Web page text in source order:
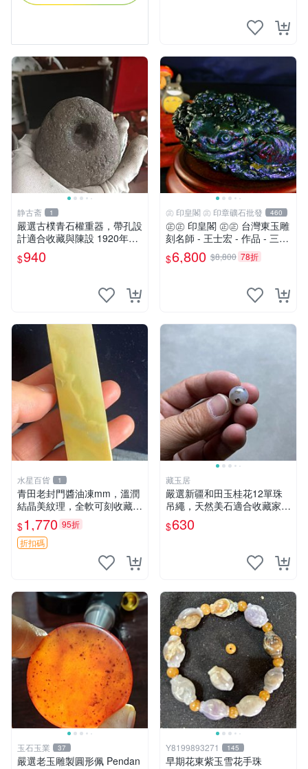
静古斋 1
嚴選古樸青石權重器，帶孔設
計適合收藏與陳設 1920年代
古董 材質石器
$940
㊣ 印皇閣 ㊣ 印章礦石批發 460
㊣㊣ 印皇閣 ㊣㊣ 台灣東玉雕
刻名師 - 王士宏 - 作品 - 三足
金蟾蜍 - 萬貫錢財 (師-01)
$6,800 $8,800 78折
水星百貨 1
青田老封門醬油凍mm，溫潤
結晶美紋理，全軟可刻收藏佳
品 篆刻 限量版
$1,770 95折
折扣碼
藏玉居
嚴選新疆和田玉桂花12單珠
吊繩，天然美石適合收藏家。
48元超值特惠！ 桂花 石頭 和
田玉
$630
玉石玉業 37
嚴選老玉雕製圓形佩 Pendan
Y8199893271 145
早期花東紫玉雪花手珠